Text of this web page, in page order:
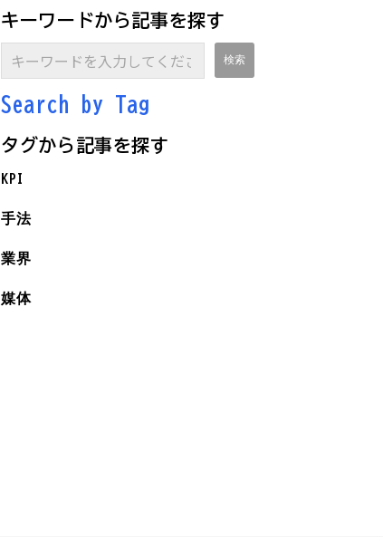
キーワードから記事を探す
Search by Tag
タグから記事を探す
KPI
手法
業界
媒体